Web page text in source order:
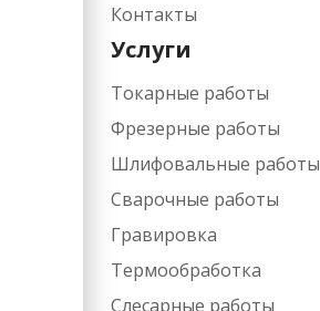
Контакты
Услуги
Токарные работы
Фрезерные работы​
Шлифовальные работы
Сварочные работы
Гравировка
Термообработка
Слесарные работы